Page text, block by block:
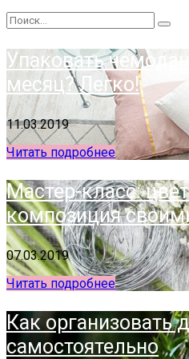
Упаковать
месяц? Легко!
11.03.2019
Читать подробнее
Мастер-класс:
композиция
07.03.2019
Читать подробнее
Как организовать
самостоятельно